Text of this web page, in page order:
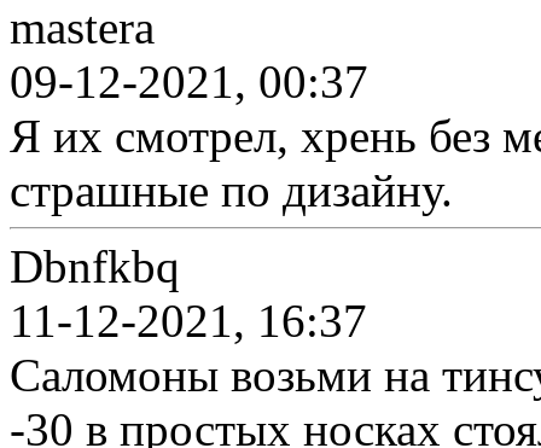
mastera
09-12-2021, 00:37
Я их смотрел, хрень без
страшные по дизайну.
Dbnfkbq
11-12-2021, 16:37
Саломоны возьми на
-30 в простых носках